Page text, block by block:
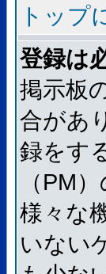
トップ
登録は
掲示板
合があ
録をす
（PM
様々な
いない